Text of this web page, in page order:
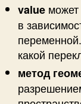
value
в
какой
метод